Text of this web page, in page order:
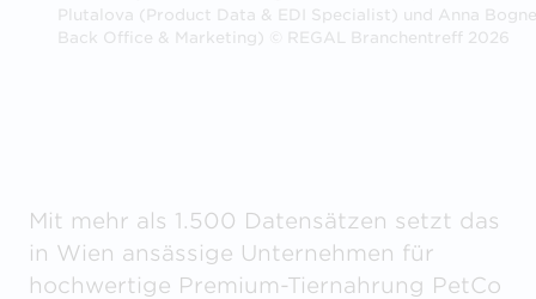
Plutalova (Product Data & EDI Specialist) und Anna
Back Office & Marketing) © REGAL Branchentreff 2026
Mit mehr als 1.500 Datensätzen setzt das
in Wien ansässige Unternehmen für
hochwertige Premium-Tiernahrung PetCo